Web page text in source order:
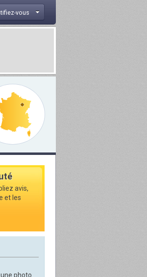
vous
avis,
et les
une photo